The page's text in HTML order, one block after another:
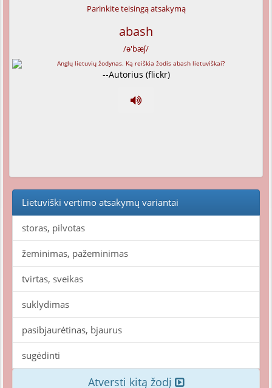
Parinkite teisingą atsakymą
abash
/ə'bæʃ/
--Autorius (flickr)
Lietuviški vertimo atsakymų variantai
storas, pilvotas
žeminimas, pažeminimas
tvirtas, sveikas
suklydimas
pasibjaurėtinas, bjaurus
sugėdinti
Atversti kitą žodį